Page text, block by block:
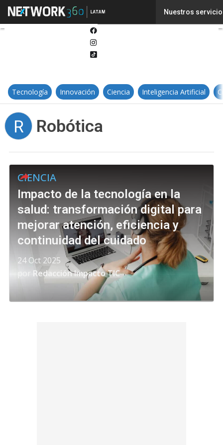
Nuestros
Tecnología Innovación Ciencia Inteligencia Artificial
R Robótica
CIENCIA
Impacto de la tecnología en la
salud: transformación digital para
mejorar atención, eficiencia y
continuidad del cuidado
24 Oct 2025
por Redacción Impacto TIC